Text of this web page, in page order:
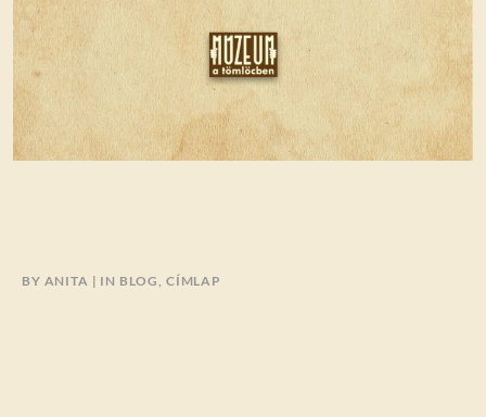
BY ANITA IN BLOG, CÍMLAP